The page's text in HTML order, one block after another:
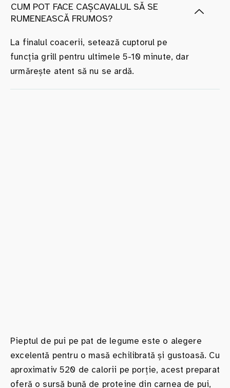
CUM POT FACE CAȘCAVALUL SĂ SE
RUMENEASCĂ FRUMOS?
La finalul coacerii, setează cuptorul pe
funcția grill pentru ultimele 5-10 minute, dar
urmărește atent să nu se ardă.
Pieptul de pui pe pat de legume este o alegere
excelentă pentru o masă echilibrată și gustoasă. Cu
aproximativ 520 de calorii pe porție, acest preparat
oferă o sursă bună de proteine din carnea de pui,